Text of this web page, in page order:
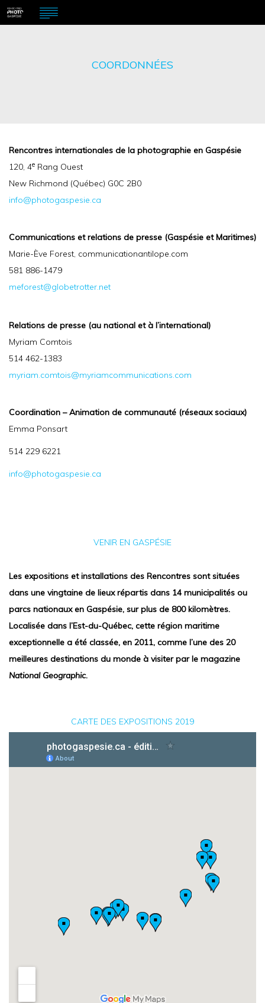
COORDONNÉES
Rencontres internationales de la photographie en Gaspésie
120, 4e Rang Ouest
New Richmond (Québec) G0C 2B0
info@photogaspesie.ca
Communications et relations de presse (Gaspésie et Maritimes)
Marie-Ève Forest, communicationantilope.com
581 886-1479
meforest@globetrotter.net
Relations de presse (au national et à l’international)
Myriam Comtois
514 462-1383
myriam.comtois@myriamcommunications.com
Coordination –Animation de communauté (réseaux sociaux)
Emma Ponsart
514 229 6221
info@photogaspesie.ca
VENIR EN GASPÉSIE
Les expositions et installations des Rencontres sont situées
dans une vingtaine de lieux répartis dans 14 municipalités ou
parcs nationaux en Gaspésie, sur plus de 800 kilomètres.
Localisée dans l’Est-du-Québec, cette région maritime
exceptionnelle a été classée, en 2011, comme l’une des 20
meilleures destinations du monde à visiter par le magazine
National Geographic.
CARTE DES EXPOSITIONS 2019